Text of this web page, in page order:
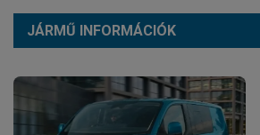
JÁRMŰ INFORMÁCIÓK